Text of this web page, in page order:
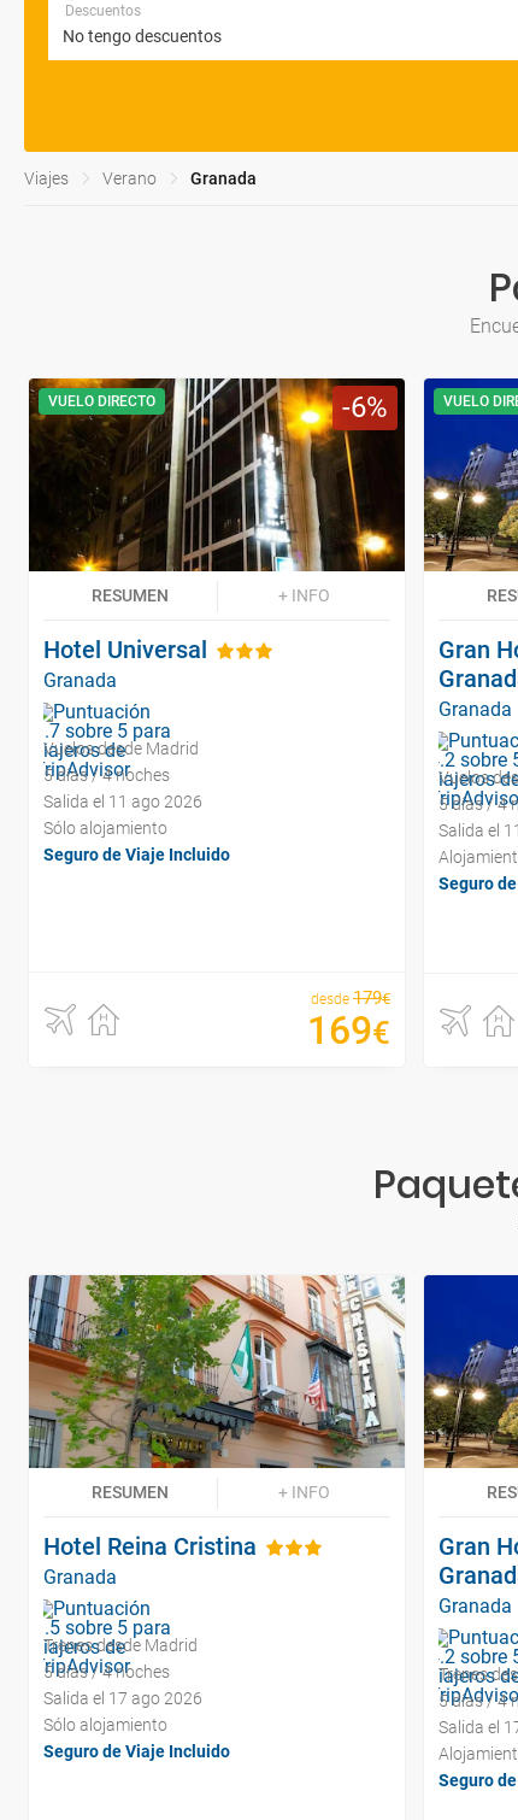
Descuentos
Viajes Verano Granada
6
VUELO DIRECTO
RESUMEN + INFO
Hotel Universal
Granada
Vuelos desde Madrid
5 días / 4 noches
Salida el 11 ago 2026
Sólo alojamiento
Seguro de Viaje Incluido
desde 179€
169€
VUELO
Gran
Granada
Vuelos
5 días / 4
Salida el
Seguro
RESUMEN + INFO
Hotel Reina Cristina
Granada
Trenes desde Madrid
5 días / 4 noches
Salida el 17 ago 2026
Sólo alojamiento
Seguro de Viaje Incluido
Gran
Granada
Trenes
5 días / 4
Salida el
Seguro